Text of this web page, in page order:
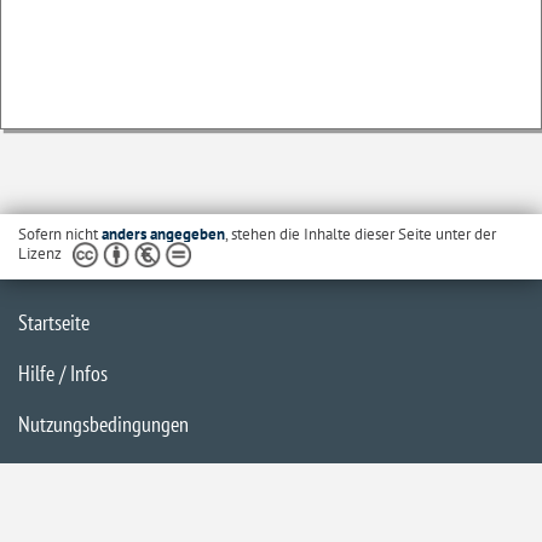
Sofern nichtanders angegeben, stehen die Inhalte dieser Seite unter der
Lizenz
Startseite
Hilfe / Infos
Nutzungsbedingungen